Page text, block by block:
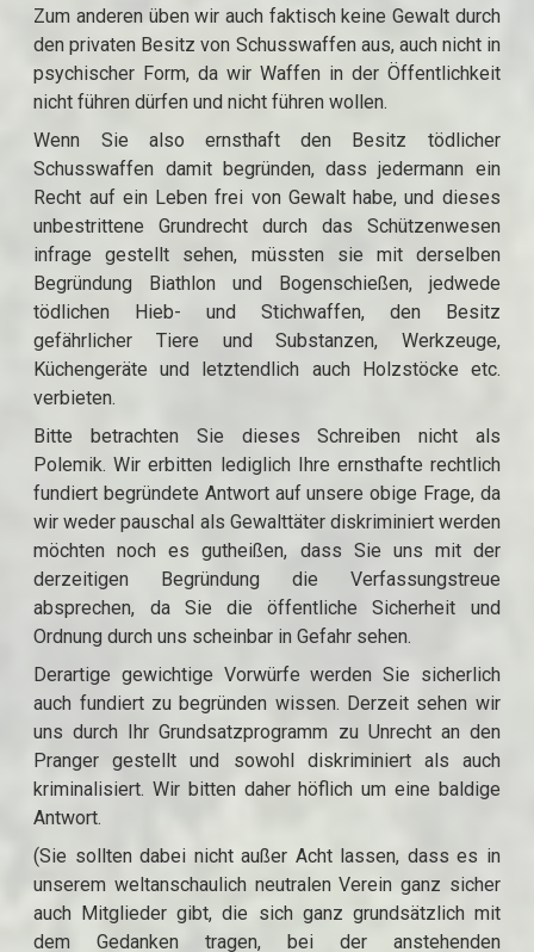
Zum anderen üben wir auch faktisch keine Gewalt durch
den privaten Besitz von Schusswaffen aus, auch nicht in
psychischer Form, da wir Waffen in der Öffentlichkeit
nicht führen dürfen und nicht führen wollen.
Wenn Sie also ernsthaft den Besitz tödlicher
Schusswaffen damit begründen, dass jedermann ein
Recht auf ein Leben frei von Gewalt habe, und dieses
unbestrittene Grundrecht durch das Schützenwesen
infrage gestellt sehen, müssten sie mit derselben
Begründung Biathlon und Bogenschießen, jedwede
tödlichen Hieb- und Stichwaffen, den Besitz
gefährlicher Tiere und Substanzen, Werkzeuge,
Küchengeräte und letztendlich auch Holzstöcke etc.
verbieten.
Bitte betrachten Sie dieses Schreiben nicht als
Polemik. Wir erbitten lediglich Ihre ernsthafte rechtlich
fundiert begründete Antwort auf unsere obige Frage, da
wir weder pauschal als Gewalttäter diskriminiert werden
möchten noch es gutheißen, dass Sie uns mit der
derzeitigen Begründung die Verfassungstreue
absprechen, da Sie die öffentliche Sicherheit und
Ordnung durch uns scheinbar in Gefahr sehen.
Derartige gewichtige Vorwürfe werden Sie sicherlich
auch fundiert zu begründen wissen. Derzeit sehen wir
uns durch Ihr Grundsatzprogramm zu Unrecht an den
Pranger gestellt und sowohl diskriminiert als auch
kriminalisiert. Wir bitten daher höflich um eine baldige
Antwort.
(Sie sollten dabei nicht außer Acht lassen, dass es in
unserem weltanschaulich neutralen Verein ganz sicher
auch Mitglieder gibt, die sich ganz grundsätzlich mit
dem Gedanken tragen, bei der anstehenden